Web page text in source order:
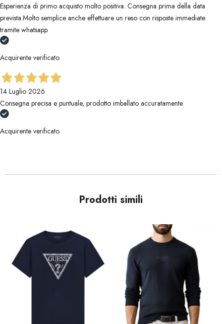
Esperienza di primo acquisto molto positiva. Consegna prima della data
prevista.Molto semplice anche effettuare un reso con risposte immediate
tramite whatsapp.
Acquirente verificato
14 Luglio 2026
Consegna precisa e puntuale, prodotto imballato accuratamente
Acquirente verificato
Prodotti simili